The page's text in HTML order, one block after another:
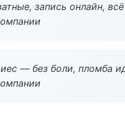
запись онлайн,
— без боли, пломба